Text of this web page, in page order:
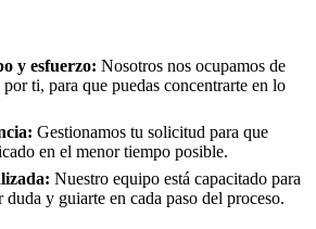
y esfuerzo: Nosotros nos ocupamos de
ti, para que puedas concentrarte en lo
Gestionamos tu solicitud para que
en el menor tiempo posible.
Nuestro equipo está capacitado para
y guiarte en cada paso del proceso.